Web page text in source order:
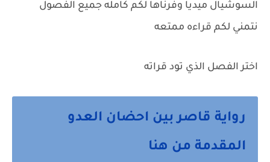
السوشيال ميديا وفرناها لكم كامله جميع الفصول
نتمني لكم قراءه ممتعه
اختر الفصل الذي تود قراته
رواية قاصر بين احضان العدو
المقدمة من هنا